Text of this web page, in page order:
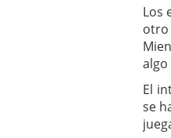
Los
otro
algo
El
se